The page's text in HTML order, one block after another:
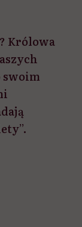
Królowa
swoim